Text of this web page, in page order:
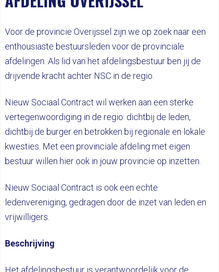
Voor de provincie Overijssel zijn we op zoek naar een
enthousiaste bestuursleden voor de provinciale
afdelingen. Als lid van het afdelingsbestuur ben jij de
drijvende kracht achter NSC in de regio.
Nieuw Sociaal Contract wil werken aan een sterke
vertegenwoordiging in de regio: dichtbij de leden,
dichtbij de burger en betrokken bij regionale en lokale
kwesties. Met een provinciale afdeling met eigen
bestuur willen hier ook in jouw provincie op inzetten.
Nieuw Sociaal Contract is ook een echte
ledenvereniging, gedragen door de inzet van leden en
vrijwilligers.
Beschrijving
Het afdelingsbestuur is verantwoordelijk voor de